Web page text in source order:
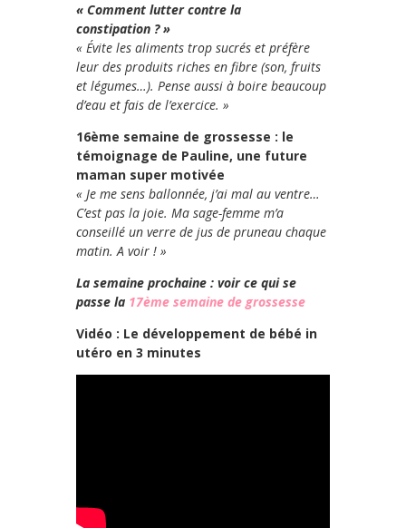
« Comment lutter contre la
constipation ? »
« Évite les aliments trop sucrés et préfère
leur des produits riches en fibre (son, fruits
et légumes…). Pense aussi à boire beaucoup
d’eau et fais de l’exercice. »
16ème semaine de grossesse : le
témoignage de Pauline, une future
maman super motivée
« Je me sens ballonnée, j’ai mal au ventre…
C’est pas la joie. Ma sage-femme m’a
conseillé un verre de jus de pruneau chaque
matin. A voir ! »
La semaine prochaine : voir ce qui se
passe la 17ème semaine de grossesse
Vidéo : Le développement de bébé in
utéro en 3 minutes